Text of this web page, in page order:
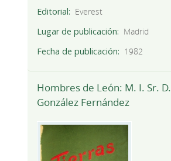
Editorial
Everest
Lugar de publicación
Madrid
Fecha de publicación
1982
Hombres de León: M. I. Sr.
González Fernández